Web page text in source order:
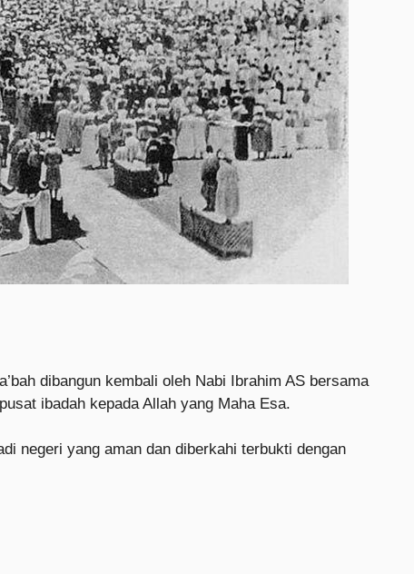
dibangun kembali oleh Nabi Ibrahim AS bersama
ibadah kepada Allah yang Maha Esa.
negeri yang aman dan diberkahi terbukti dengan